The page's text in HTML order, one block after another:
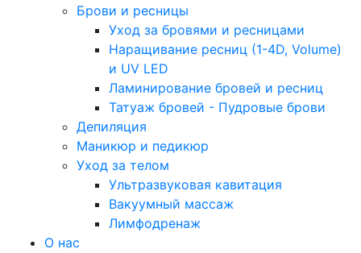
Брови и ресницы
Уход за бровями и ресницами
Наращивание ресниц (1-4D, Volume)
и UV LED
Ламинирование бровей и ресниц
Татуаж бровей - Пудровые брови
Депиляция
Маникюр и педикюр
Уход за телом
Ультразвуковая кавитация
Вакуумный массаж
Лимфодренаж
О нас